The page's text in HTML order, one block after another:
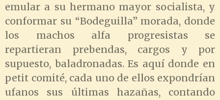
emular a su hermano mayor socialista, y
conformar su “Bodeguilla” morada, donde
los machos alfa progresistas se
repartieran prebendas, cargos y por
supuesto, baladronadas. Es aquí donde en
petit comité, cada uno de ellos expondrían
ufanos sus últimas hazañas, contando